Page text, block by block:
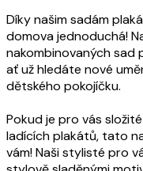
Díky našim sadám
domova jednoduchá!
nakombinovaných sad
ať už hledáte nové
dětského pokojíčku.
Pokud je pro vás
ladících plakátů, tato
vám! Naši stylisté pro